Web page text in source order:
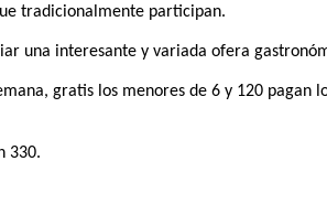
tradicionalmente participan.
una interesante y variada ofera
gratis los menores de 6 y 120 pagan
330.